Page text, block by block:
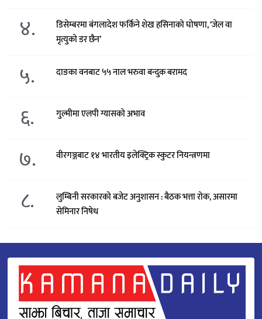
४.
डिसेम्बरमा बंगलादेश फर्किने शेख हसिनाको घोषणा, ‘जेल वा
मृत्युको डर छैन’
५. दाङका वनबाट ५५ नाल भरुवा बन्दुक बरामद
६. गुल्मीमा एलपी ग्यासको अभाव
७. वीरगञ्जबाट १४ भारतीय इलेक्ट्रिक स्कुटर नियन्त्रणमा
८.
लुम्बिनी सरकारको बजेट अनुशासन : बैठक भत्ता रोक, असारमा
सेमिनार निषेध